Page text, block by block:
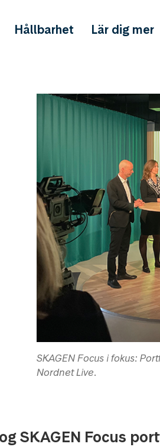
Hållbarhet Lär dig mer
SKAGEN Focus i fokus:
Nordnet Live.
SKAGEN Focus